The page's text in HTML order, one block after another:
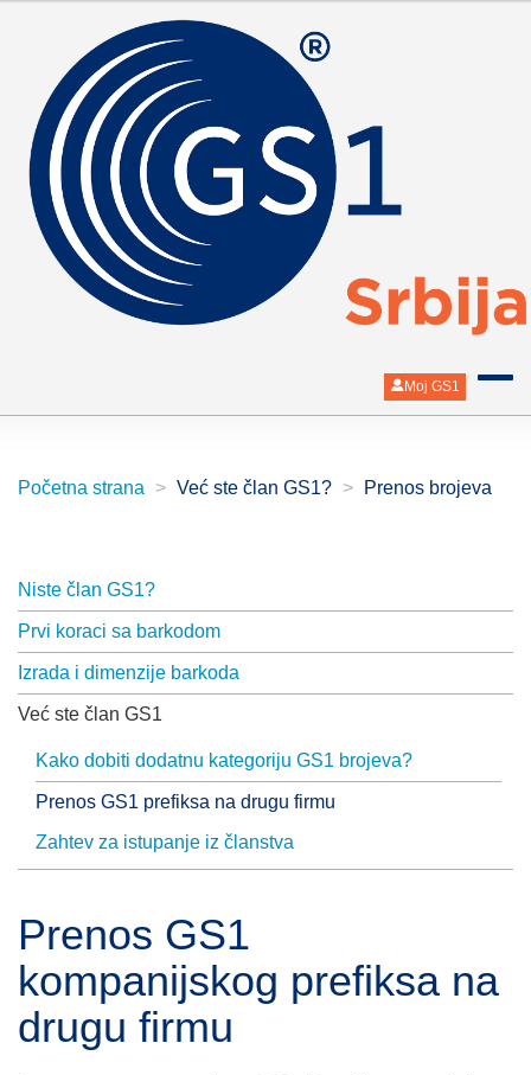
Moj GS1
Početna strana Već ste član GS1? Prenos brojeva
Niste član GS1?
Prvi koraci sa barkodom
Izrada i dimenzije barkoda
Već ste član GS1
Kako dobiti dodatnu kategoriju GS1 brojeva?
Prenos GS1 prefiksa na drugu firmu
Zahtev za istupanje iz članstva
Prenos GS1
kompanijskog prefiksa na
drugu firmu